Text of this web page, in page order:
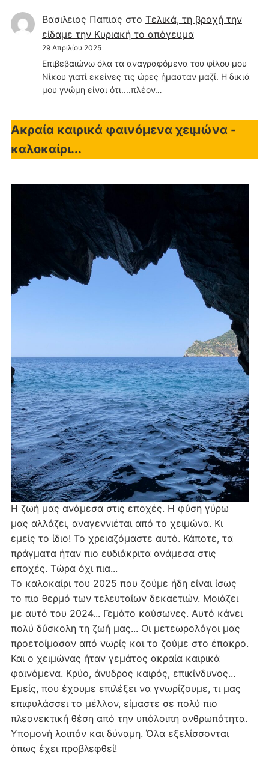
Βασιλειος Παπιας στο Τελικά, τη βροχή την
είδαμε την Κυριακή το απόγευμα
29 Απριλίου 2025
Επιβεβαιώνω όλα τα αναγραφόμενα του φίλου μου
Νίκου γιατί εκείνες τις ώρες ήμασταν μαζί. Η δικιά
μου γνώμη είναι ότι....πλέον…
Ακραία καιρικά φαινόμενα χειμώνα -
καλοκαίρι...
Η ζωή μας ανάμεσα στις εποχές. Η φύση γύρω
μας αλλάζει, αναγεννιέται από το χειμώνα. Κι
εμείς το ίδιο! Το χρειαζόμαστε αυτό. Κάποτε, τα
πράγματα ήταν πιο ευδιάκριτα ανάμεσα στις
εποχές. Τώρα όχι πια...
Το καλοκαίρι του 2025 που ζούμε ήδη είναι ίσως
το πιο θερμό των τελευταίων δεκαετιών. Μοιάζει
με αυτό του 2024... Γεμάτο καύσωνες. Αυτό κάνει
πολύ δύσκολη τη ζωή μας... Οι μετεωρολόγοι μας
προετοίμασαν από νωρίς και το ζούμε στο έπακρο.
Και ο χειμώνας ήταν γεμάτος ακραία καιρικά
φαινόμενα. Κρύο, άνυδρος καιρός, επικίνδυνος...
Εμείς, που έχουμε επιλέξει να γνωρίζουμε, τι μας
επιφυλάσσει το μέλλον, είμαστε σε πολύ πιο
πλεονεκτική θέση από την υπόλοιπη ανθρωπότητα.
Υπομονή λοιπόν και δύναμη. Όλα εξελίσσονται
όπως έχει προβλεφθεί!